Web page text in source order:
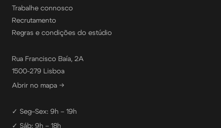
Trabalhe connosco
Recrutamento
Regras e condições do estúdio
Rua Francisco Baía, 2A
1500-279 Lisboa
Abrir no mapa →
✓ Seg–Sex: 9h – 19h
✓ Sáb: 9h – 18h